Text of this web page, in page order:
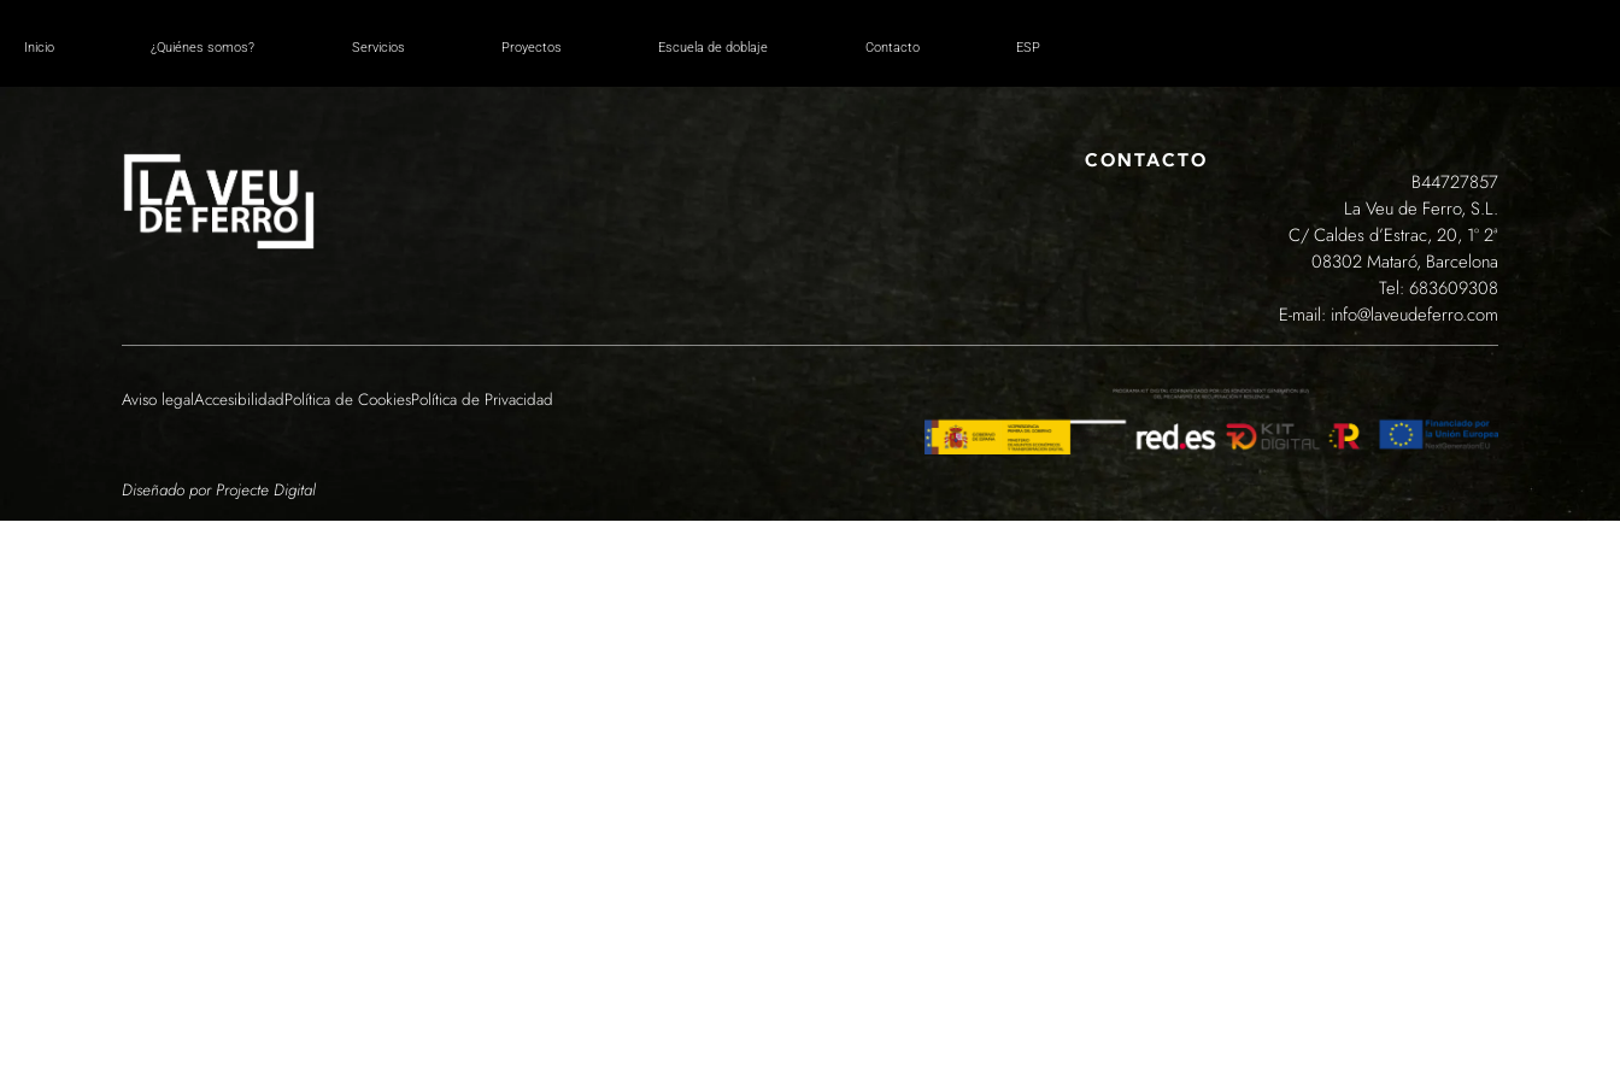
Inicio ¿Quiénes somos? Servicios Proyectos Escuela de doblaje Contacto ESP
Zombies of the third Reich
CONTACTO
B44727857
La Veu de Ferro, S.L.
C/ Caldes d’Estrac, 20, 1º 2ª
08302 Mataró, Barcelona
Tel:683609308
E-mail: info@laveudeferro.com
Aviso legalAccesibilidadPolítica de CookiesPolítica de Privacidad
Diseñado por Projecte Digital